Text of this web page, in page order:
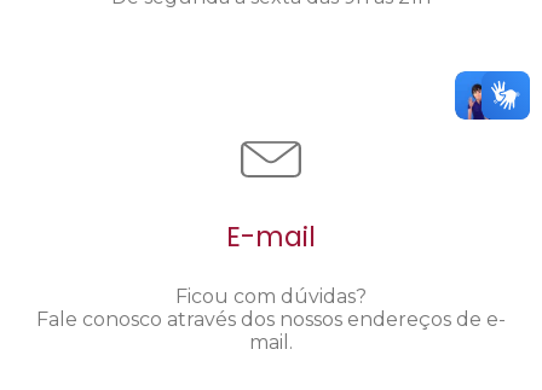
E-mail
Ficou com dúvidas?
Fale conosco através dos nossos endereços de e-
mail.